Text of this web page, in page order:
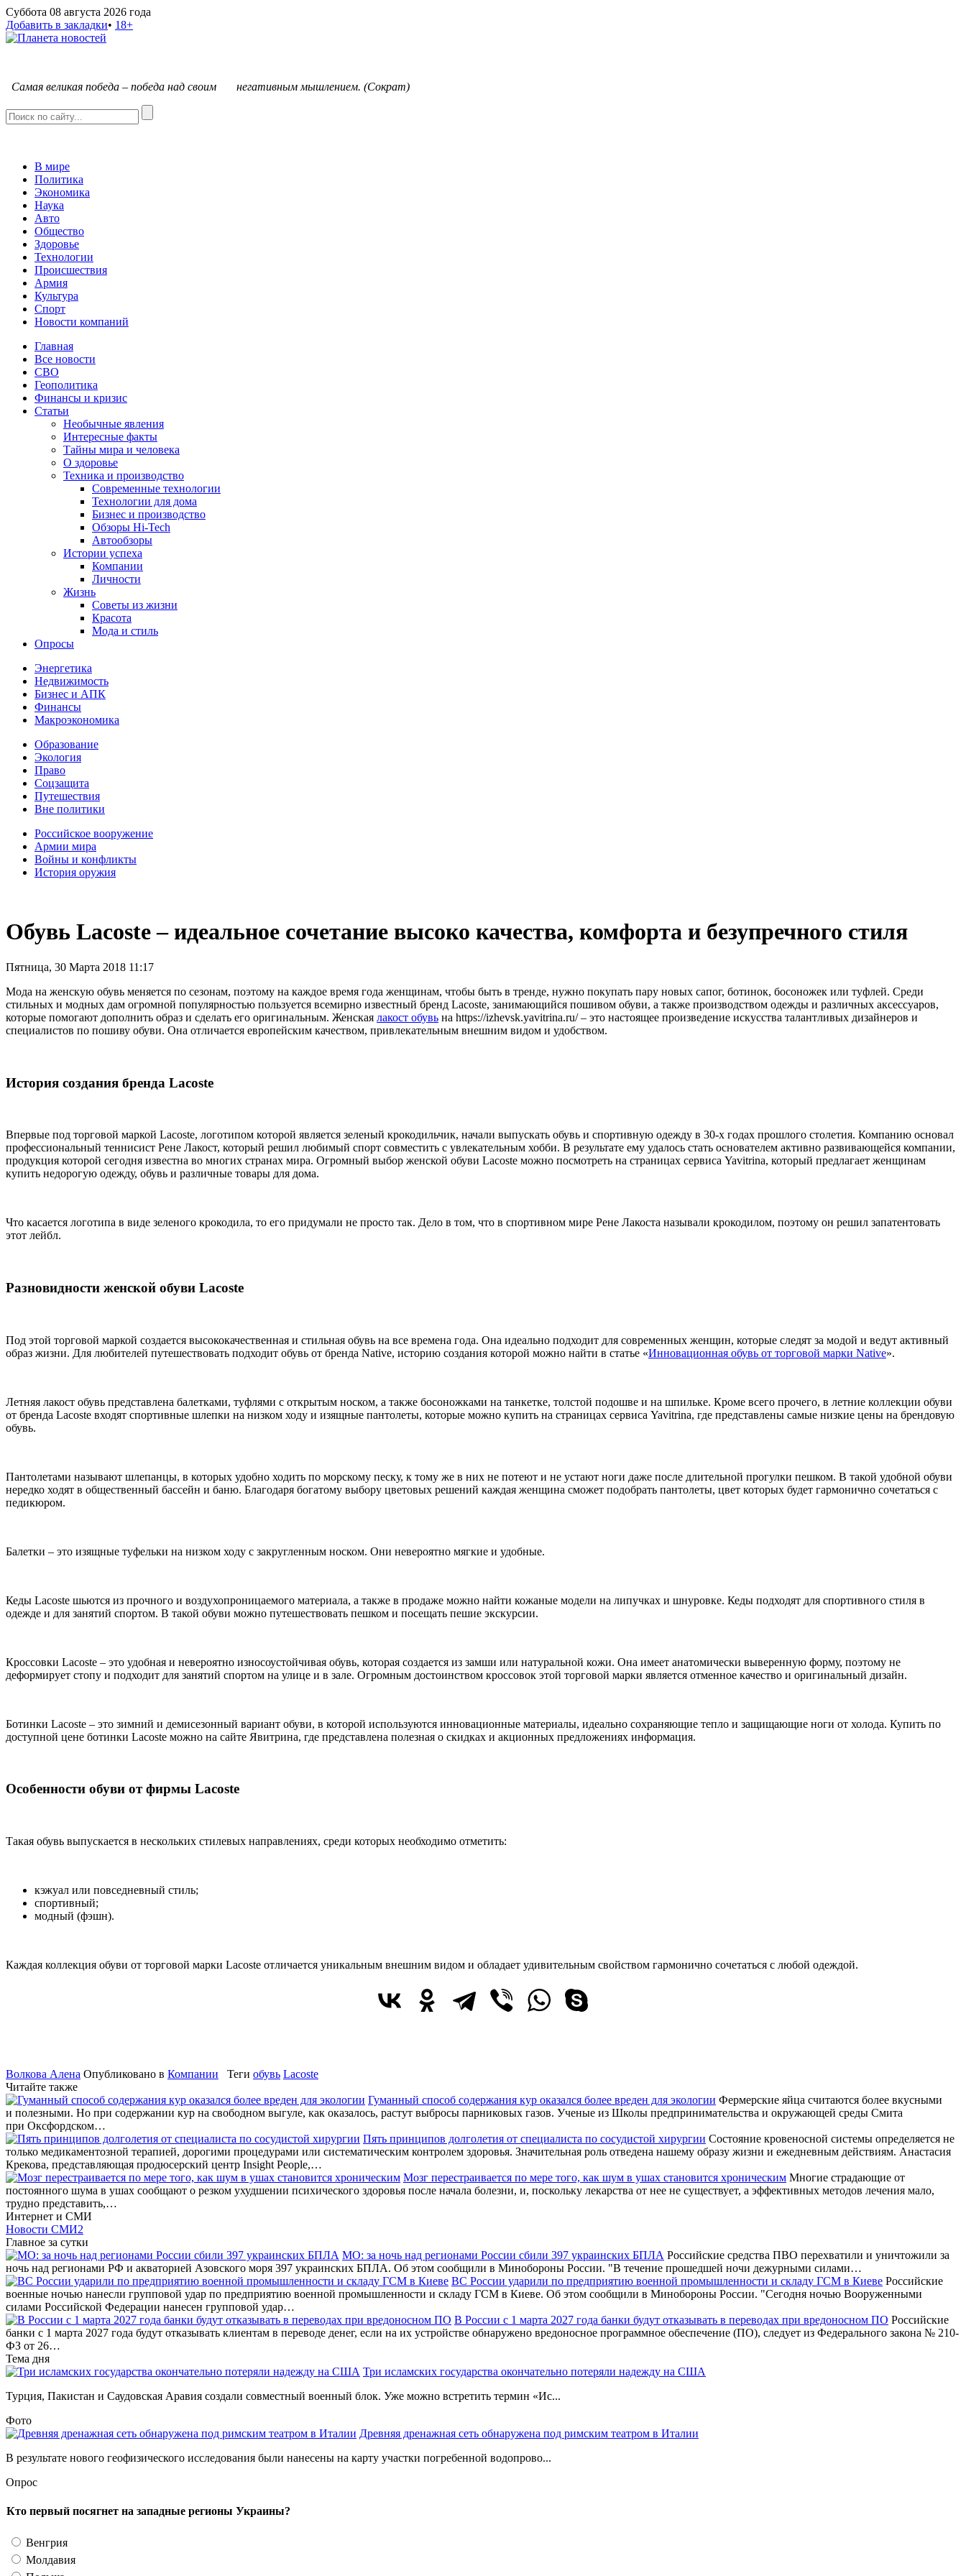
Суббота 08 августа 2026 года
Добавить в закладки• 18+
Самая великая победа – победа над своим негативным мышлением. (Сократ)
В мире
Политика
Экономика
Наука
Авто
Общество
Здоровье
Технологии
Происшествия
Армия
Культура
Спорт
Новости компаний
Главная
Все новости
СВО
Геополитика
Финансы и кризис
Статьи
Необычные явления
Интересные факты
Тайны мира и человека
О здоровье
Техника и производство
Современные технологии
Технологии для дома
Бизнес и производство
Обзоры Hi-Tech
Автообзоры
Истории успеха
Компании
Личности
Жизнь
Советы из жизни
Красота
Мода и стиль
Опросы
Энергетика
Недвижимость
Бизнес и АПК
Финансы
Макроэкономика
Образование
Экология
Право
Соцзащита
Путешествия
Вне политики
Российское вооружение
Армии мира
Войны и конфликты
История оружия
Обувь Lacoste – идеальное сочетание высоко качества, комфорта и безупречного стиля
Пятница, 30 Марта 2018 11:17
Мода на женскую обувь меняется по сезонам, поэтому на каждое время года женщинам, чтобы быть в тренде, нужно покупать пару новых сапог, ботинок, босоножек или туфлей. Среди
стильных и модных дам огромной популярностью пользуется всемирно известный бренд Lacoste, занимающийся пошивом обуви, а также производством одежды и различных аксессуаров,
которые помогают дополнить образ и сделать его оригинальным. Женская лакост обувь на https://izhevsk.yavitrina.ru/ – это настоящее произведение искусства талантливых дизайнеров и
специалистов по пошиву обуви. Она отличается европейским качеством, привлекательным внешним видом и удобством.
История создания бренда Lacoste
Впервые под торговой маркой Lacoste, логотипом которой является зеленый крокодильчик, начали выпускать обувь и спортивную одежду в 30-х годах прошлого столетия. Компанию основал
профессиональный теннисист Рене Лакост, который решил любимый спорт совместить с увлекательным хобби. В результате ему удалось стать основателем активно развивающейся компании,
продукция которой сегодня известна во многих странах мира. Огромный выбор женской обуви Lacoste можно посмотреть на страницах сервиса Yavitrina, который предлагает женщинам
купить недорогую одежду, обувь и различные товары для дома.
Что касается логотипа в виде зеленого крокодила, то его придумали не просто так. Дело в том, что в спортивном мире Рене Лакоста называли крокодилом, поэтому он решил запатентовать
этот лейбл.
Разновидности женской обуви Lacoste
Под этой торговой маркой создается высококачественная и стильная обувь на все времена года. Она идеально подходит для современных женщин, которые следят за модой и ведут активный
образ жизни. Для любителей путешествовать подходит обувь от бренда Native, историю создания которой можно найти в статье «Инновационная обувь от торговой марки Native».
Летняя лакост обувь представлена балетками, туфлями с открытым носком, а также босоножками на танкетке, толстой подошве и на шпильке. Кроме всего прочего, в летние коллекции обуви
от бренда Lacoste входят спортивные шлепки на низком ходу и изящные пантолеты, которые можно купить на страницах сервиса Yavitrina, где представлены самые низкие цены на брендовую
обувь.
Пантолетами называют шлепанцы, в которых удобно ходить по морскому песку, к тому же в них не потеют и не устают ноги даже после длительной прогулки пешком. В такой удобной обуви
нередко ходят в общественный бассейн и баню. Благодаря богатому выбору цветовых решений каждая женщина сможет подобрать пантолеты, цвет которых будет гармонично сочетаться с
педикюром.
Балетки – это изящные туфельки на низком ходу с закругленным носком. Они невероятно мягкие и удобные.
Кеды Lacoste шьются из прочного и воздухопроницаемого материала, а также в продаже можно найти кожаные модели на липучках и шнуровке. Кеды подходят для спортивного стиля в
одежде и для занятий спортом. В такой обуви можно путешествовать пешком и посещать пешие экскурсии.
Кроссовки Lacoste – это удобная и невероятно износоустойчивая обувь, которая создается из замши или натуральной кожи. Она имеет анатомически выверенную форму, поэтому не
деформирует стопу и подходит для занятий спортом на улице и в зале. Огромным достоинством кроссовок этой торговой марки является отменное качество и оригинальный дизайн.
Ботинки Lacoste – это зимний и демисезонный вариант обуви, в которой используются инновационные материалы, идеально сохраняющие тепло и защищающие ноги от холода. Купить по
доступной цене ботинки Lacoste можно на сайте Явитрина, где представлена полезная о скидках и акционных предложениях информация.
Особенности обуви от фирмы Lacoste
Такая обувь выпускается в нескольких стилевых направлениях, среди которых необходимо отметить:
кэжуал или повседневный стиль;
спортивный;
модный (фэшн).
Каждая коллекция обуви от торговой марки Lacoste отличается уникальным внешним видом и обладает удивительным свойством гармонично сочетаться с любой одеждой.
Волкова Алена Опубликовано в Компании Теги обувь Lacoste
Читайте также
Гуманный способ содержания кур оказался более вреден для экологии Фермерские яйца считаются более вкусными
и полезными. Но при содержании кур на свободном выгуле, как оказалось, растут выбросы парниковых газов. Ученые из Школы предпринимательства и окружающей среды Смита
при Оксфордском…
Пять принципов долголетия от специалиста по сосудистой хирургии Состояние кровеносной системы определяется не
только медикаментозной терапией, дорогими процедурами или систематическим контролем здоровья. Значительная роль отведена нашему образу жизни и ежедневным действиям. Анастасия
Крекова, представляющая продюсерский центр Insight People,…
Мозг перестраивается по мере того, как шум в ушах становится хроническим Многие страдающие от
постоянного шума в ушах сообщают о резком ухудшении психического здоровья после начала болезни, и, поскольку лекарства от нее не существует, а эффективных методов лечения мало,
трудно представить,…
Интернет и СМИ
Новости СМИ2
Главное за сутки
МО: за ночь над регионами России сбили 397 украинских БПЛА Российские средства ПВО перехватили и уничтожили за
ночь над регионами РФ и акваторией Азовского моря 397 украинских БПЛА. Об этом сообщили в Минобороны России. "В течение прошедшей ночи дежурными силами…
ВС России ударили по предприятию военной промышленности и складу ГСМ в Киеве Российские
военные ночью нанесли групповой удар по предприятию военной промышленности и складу ГСМ в Киеве. Об этом сообщили в Минобороны России. "Сегодня ночью Вооруженными
силами Российской Федерации нанесен групповой удар…
В России с 1 марта 2027 года банки будут отказывать в переводах при вредоносном ПО Российские
банки с 1 марта 2027 года будут отказывать клиентам в переводе денег, если на их устройстве обнаружено вредоносное программное обеспечение (ПО), следует из Федерального закона № 210-
ФЗ от 26…
Тема дня
Три исламских государства окончательно потеряли надежду на США
Турция, Пакистан и Саудовская Аравия создали совместный военный блок. Уже можно встретить термин «Ис...
Фото
Древняя дренажная сеть обнаружена под римским театром в Италии
В результате нового геофизического исследования были нанесены на карту участки погребенной водопрово...
Опрос
Кто первый посягнет на западные регионы Украины?
Венгрия
Молдавия